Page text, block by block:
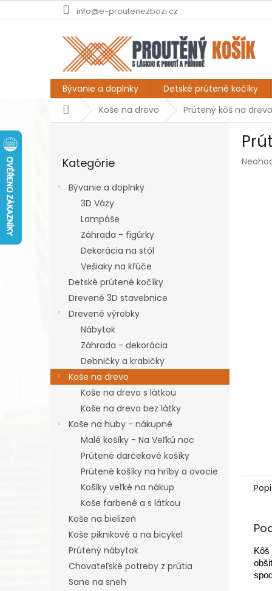
na
info@e-proutenezbozi.cz
Bývanie a doplnky Detské prútené kočíky
DomovKoše na drevo Prútený kôš na drevo
kategórie
Kategórie
Bývanie a doplnky
3D Vázy
Lampáše
Záhrada - figúrky
Dekorácia na stôl
Vešiaky na kľúče
Detské prútené kočíky
Drevené 3D stavebnice
Drevené výrobky
Nábytok
Záhrada - dekorácia
Debničky a krabičky
Koše na drevo
Koše na drevo s látkou
Koše na drevo bez látky
Koše na huby - nákupné
Malé košíky - Na Veľkú noc
Prútené darčekové košíky
Prútené košíky na hríby a ovocie
Košíky veľké na nákup
Koše farbené a s látkou
Koše na bielizeň
Koše piknikové a na bicykel
Prútený nábytok
Chovateľské potreby z prútia
Sane na sneh
Kôš